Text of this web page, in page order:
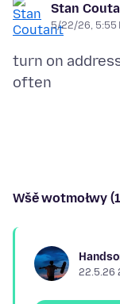
Stan
5/22/26, 5:55
turn on
Wšě wotmołwy
22.5.26